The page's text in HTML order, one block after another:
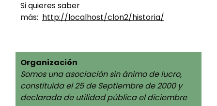
Si quieres saber
más: http://localhost/clon2/historia/
Organización
Somos una asociación sin ánimo de lucro,
constituida el 25 de Septiembre de 2000 y
declarada de utilidad pública el diciembre